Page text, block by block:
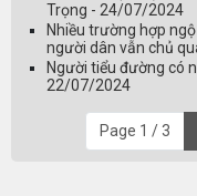
Trọng - 24/07/2024
Nhiều trường hợp
người dân vẫn chủ
Người tiểu đường có
22/07/2024
Page 1 / 3